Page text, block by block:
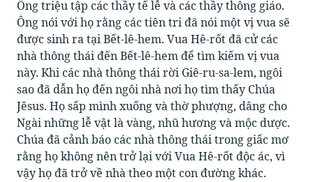
Ông triệu tập các thầy tế lễ và các thầy thông giáo.
Ông nói với họ rằng các tiên tri đã nói một vị vua sẽ
được sinh ra tại Bết-lê-hem. Vua Hê-rốt đã cử các
nhà thông thái đến Bết-lê-hem để tìm kiếm vị vua
này. Khi các nhà thông thái rời Giê-ru-sa-lem, ngôi
sao đã dẫn họ đến ngôi nhà nơi họ tìm thấy Chúa
Jêsus. Họ sấp mình xuống và thờ phượng, dâng cho
Ngài những lễ vật là vàng, nhũ hương và mộc dược.
Chúa đã cảnh báo các nhà thông thái trong giấc mơ
rằng họ không nên trở lại với Vua Hê-rốt độc ác, vì
vậy họ đã trở về nhà theo một con đường khác.